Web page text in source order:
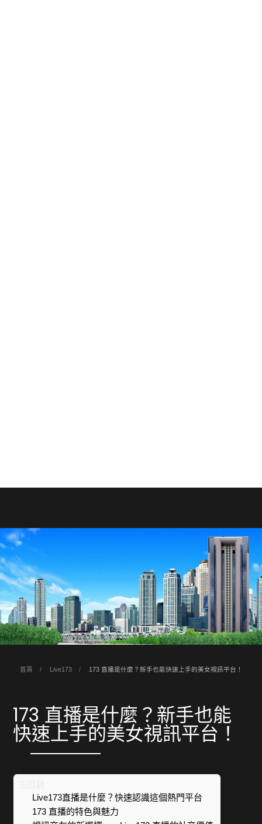
首頁 Live173 173 直播是什麼？新手也能快速上手的美女視訊平台！
173 直播是什麼？新手也能
快速上手的美女視訊平台！
Live173直播是什麼？快速認識這個熱門平台
173 直播的特色與魅力